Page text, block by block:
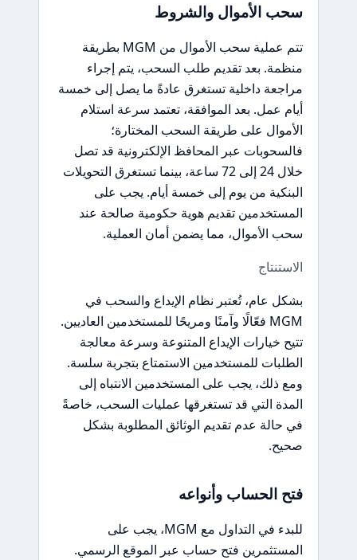
سحب الأموال والشروط
تتم عملية سحب الأموال من MGM بطريقة
منظمة. بعد تقديم طلب السحب، يتم إجراء
مراجعة داخلية تستغرق عادةً ما يصل إلى خمسة
أيام عمل. بعد الموافقة، تعتمد سرعة استلام
الأموال على طريقة السحب المختارة؛
فالسحوبات عبر المحافظ الإلكترونية قد تصل
خلال 24 إلى 72 ساعة، بينما تستغرق التحويلات
البنكية من يوم إلى خمسة أيام. يجب على
المستخدمين تقديم هوية حكومية صالحة عند
سحب الأموال، مما يضمن أمان العملية.
الاستنتاج
بشكل عام، تُعتبر نظام الإيداع والسحب في
MGM فعّالًا وآمنًا ومريحًا للمستخدمين العاديين.
تتيح خيارات الإيداع المتنوعة وسرعة معالجة
الطلبات للمستخدمين الاستمتاع بتجربة سلسة.
ومع ذلك، يجب على المستخدمين الانتباه إلى
المدة التي قد تستغرقها عمليات السحب، خاصةً
في حالة عدم تقديم الوثائق المطلوبة بشكل
صحيح.
فتح الحساب وأنواعه
للبدء في التداول مع MGM، يجب على
المستثمرين فتح حساب عبر الموقع الرسمي.